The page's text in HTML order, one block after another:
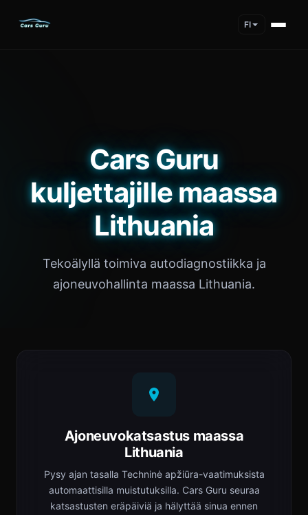
FI
Cars Guru
kuljettajille maassa
Lithuania
Tekoälyllä toimiva autodiagnostiikka ja
ajoneuvohallinta maassa Lithuania.
Ajoneuvokatsastus maassa
Lithuania
Pysy ajan tasalla Techninė apžiūra-vaatimuksista
automaattisilla muistutuksilla. Cars Guru seuraa
katsastusten eräpäiviä ja hälyttää sinua ennen